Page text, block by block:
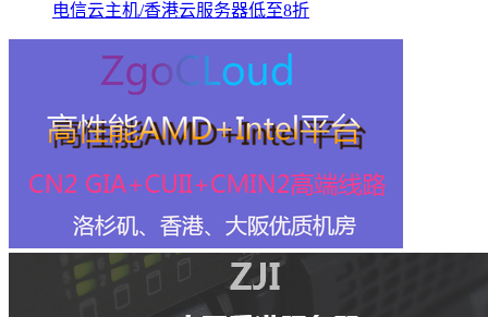
电信云主机/香港云服务器低至8折